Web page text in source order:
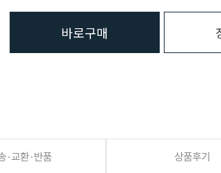
바로구매
·교환·반품 상품후기